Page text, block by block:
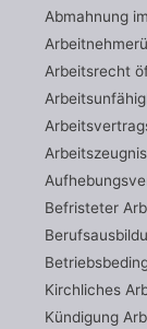
Abmahnung
Arbeitsrecht
Arbeitszeugnis
Befristeter
Kirchliches
Kündigung